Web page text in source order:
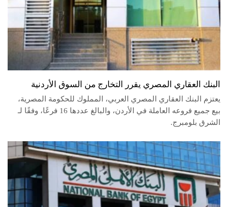
البنك العقاري المصري يقرر التخارج من السوق الأردنية
يعتزم البنك العقاري المصري العربي، المملوك للحكومة المصرية،
بيع جميع فروعه العاملة في الأردن، والبالغ عددها 16 فرعًا، وفقًا لـ
الشرق بلومبرج.